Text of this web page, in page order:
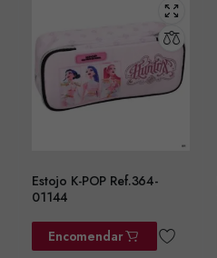
Estojo K-POP Ref.364-
01144
Encomendar